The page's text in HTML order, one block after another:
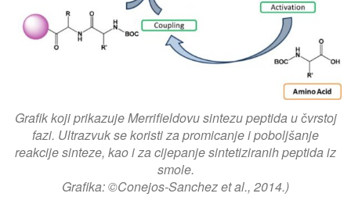
Grafik koji prikazuje Merrifieldovu sintezu peptida u čvrstoj
fazi. Ultrazvuk se koristi za promicanje i poboljšanje
reakcije sinteze, kao i za cijepanje sintetiziranih peptida iz
smole.
Grafika: ©Conejos-Sanchez et al., 2014.)